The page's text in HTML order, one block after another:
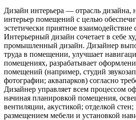
Дизайн интерьера — отрасль дизайна,
интерьер помещений с целью
эстетически приятное
Интерьерный дизайн сочетает в себе
промышленный дизайн. Дизайнер
труда в помещении, улучшает
помещениях, разрабатывает
помещений (например, студий
фотографии; аквапарков) согласно
Дизайнер управляет всем процессом
начиная планировкой помещения,
вентиляции, акустикой; отделкой стен;
размещением мебели и установкой